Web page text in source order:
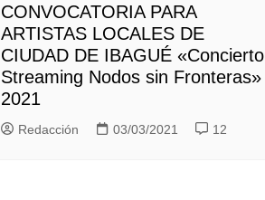
CONVOCATORIA PARA
ARTISTAS LOCALES DE
CIUDAD DE IBAGUÉ «Concierto
Streaming Nodos sin Fronteras»
2021
Redacción 03/03/2021 12